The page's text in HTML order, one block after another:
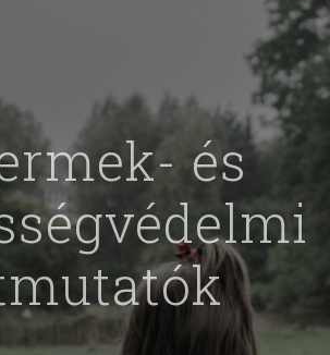
és